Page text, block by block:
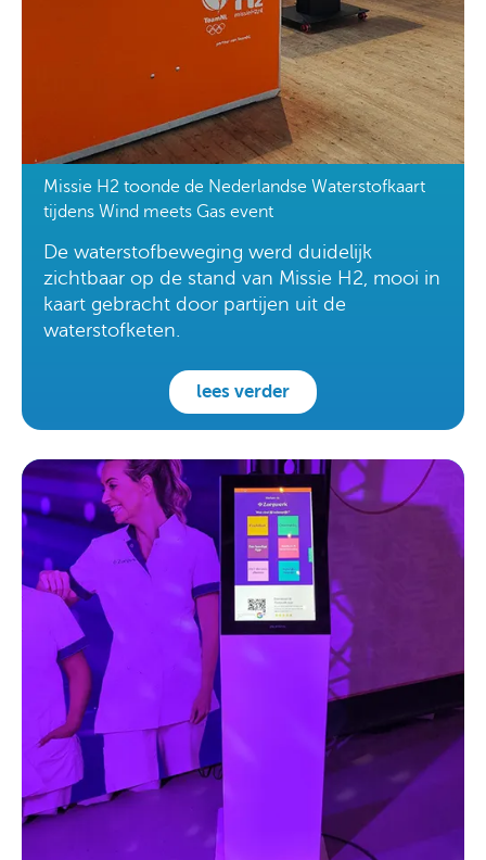
Missie H2 toonde de Nederlandse Waterstofkaart
tijdens Wind meets Gas event
De waterstofbeweging werd duidelijk
zichtbaar op de stand van Missie H2, mooi in
kaart gebracht door partijen uit de
waterstofketen.
lees verder